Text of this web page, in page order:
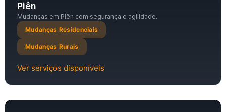
Piên
Mudanças em Piên com segurança e agilidade.
Mudanças Residenciais
Mudanças Rurais
Ver serviços disponíveis